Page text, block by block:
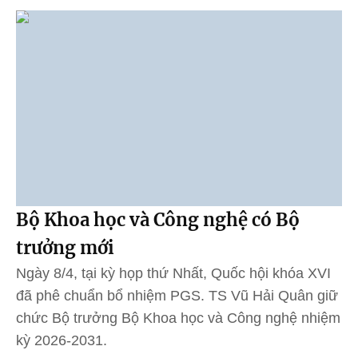
Bộ Khoa học và Công nghệ có Bộ
trưởng mới
Ngày 8/4, tại kỳ họp thứ Nhất, Quốc hội khóa XVI
đã phê chuẩn bổ nhiệm PGS. TS Vũ Hải Quân giữ
chức Bộ trưởng Bộ Khoa học và Công nghệ nhiệm
kỳ 2026-2031.